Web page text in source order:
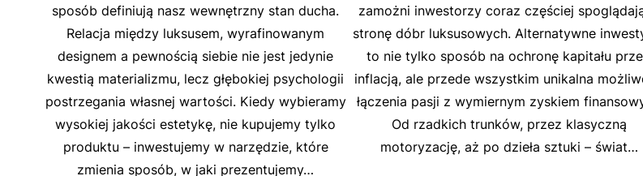
sposób definiują nasz wewnętrzny stan ducha.
Relacja między luksusem, wyrafinowanym
designem a pewnością siebie nie jest jedynie
kwestią materializmu, lecz głębokiej psychologii
postrzegania własnej wartości. Kiedy wybieramy
wysokiej jakości estetykę, nie kupujemy tylko
produktu – inwestujemy w narzędzie, które
zmienia sposób, w jaki prezentujemy…
zamożni inwestorzy coraz częściej
stronę dóbr luksusowych. Alternatywne
to nie tylko sposób na ochronę kapitału
inflacją, ale przede wszystkim unikalna
łączenia pasji z wymiernym zyskiem
Od rzadkich trunków, przez klasyczną
motoryzację, aż po dzieła sztuki – świat…